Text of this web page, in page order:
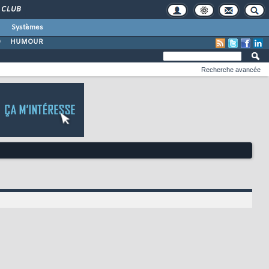
CLUB
Systèmes
HUMOUR
Recherche avancée